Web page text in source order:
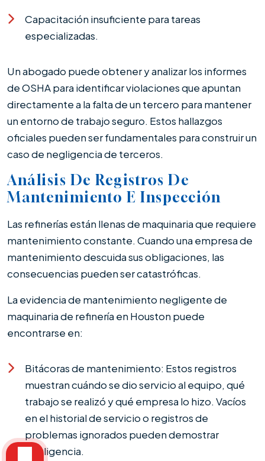
Capacitación insuficiente para tareas
especializadas.
Un abogado puede obtener y analizar los informes
de OSHA para identificar violaciones que apuntan
directamente a la falta de un tercero para mantener
un entorno de trabajo seguro. Estos hallazgos
oficiales pueden ser fundamentales para construir un
caso de negligencia de terceros.
Análisis De Registros De
Mantenimiento E Inspección
Las refinerías están llenas de maquinaria que requiere
mantenimiento constante. Cuando una empresa de
mantenimiento descuida sus obligaciones, las
consecuencias pueden ser catastróficas.
La evidencia de mantenimiento negligente de
maquinaria de refinería en Houston puede
encontrarse en:
Bitácoras de mantenimiento: Estos registros
muestran cuándo se dio servicio al equipo, qué
trabajo se realizó y qué empresa lo hizo. Vacíos
en el historial de servicio o registros de
problemas ignorados pueden demostrar
negligencia.